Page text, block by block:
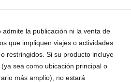
admite la publicación ni la venta de
que impliquen viajes o actividades
restringidos. Si su producto incluye
sea como ubicación principal o
más amplio), no estará